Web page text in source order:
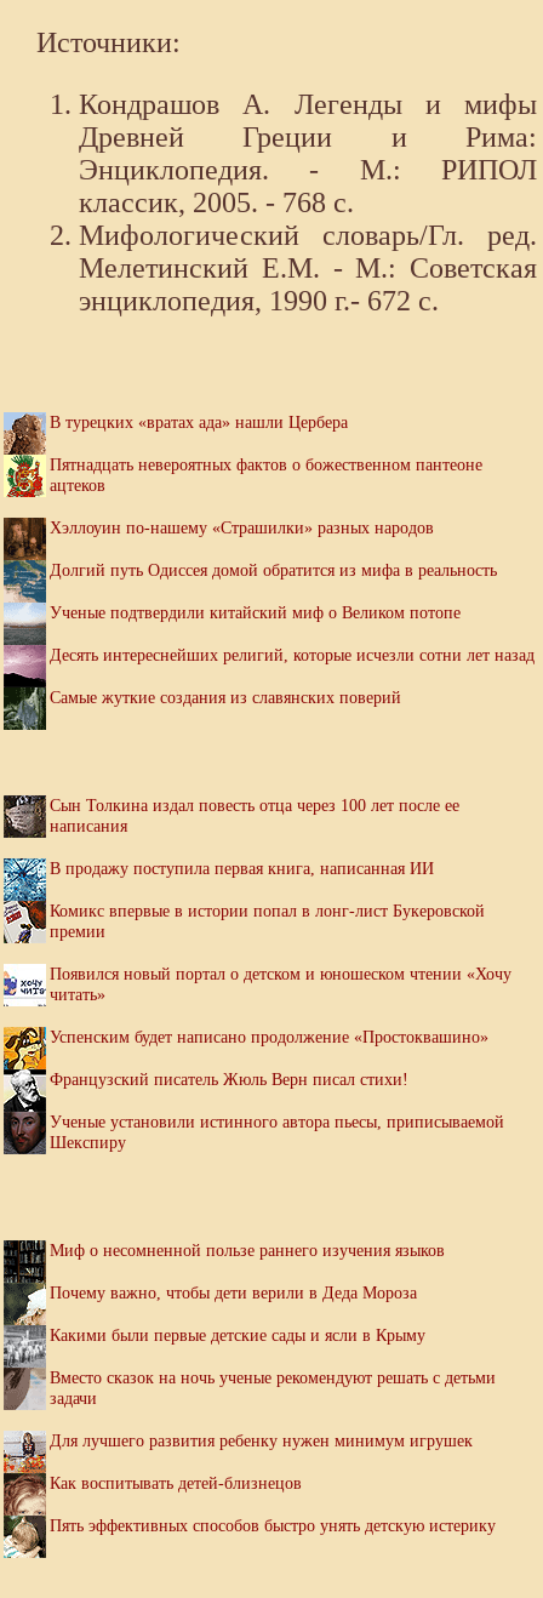
Источники:
Кондрашов А. Легенды и мифы
Древней Греции и Рима:
Энциклопедия. - М.: РИПОЛ
классик, 2005. - 768 с.
Мифологический словарь/Гл. ред.
Мелетинский Е.М. - М.: Советская
энциклопедия, 1990 г.- 672 с.
В турецких «вратах ада» нашли Цербера
Пятнадцать невероятных фактов о божественном пантеоне
ацтеков
Хэллоуин по-нашему «Страшилки» разных народов
Долгий путь Одиссея домой обратится из мифа в реальность
Ученые подтвердили китайский миф о Великом потопе
Десять интереснейших религий, которые исчезли сотни лет назад
Самые жуткие создания из славянских поверий
Сын Толкина издал повесть отца через 100 лет после ее
написания
В продажу поступила первая книга, написанная ИИ
Комикс впервые в истории попал в лонг-лист Букеровской
премии
Появился новый портал о детском и юношеском чтении «Хочу
читать»
Успенским будет написано продолжение «Простоквашино»
Французский писатель Жюль Верн писал стихи!
Ученые установили истинного автора пьесы, приписываемой
Шекспиру
Миф о несомненной пользе раннего изучения языков
Почему важно, чтобы дети верили в Деда Мороза
Какими были первые детские сады и ясли в Крыму
Вместо сказок на ночь ученые рекомендуют решать с детьми
задачи
Для лучшего развития ребенку нужен минимум игрушек
Как воспитывать детей-близнецов
Пять эффективных способов быстро унять детскую истерику